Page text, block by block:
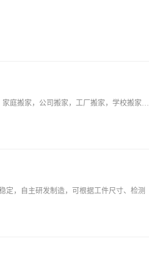
威海文登曹师傅搬家公司，搬家服务，搬仓库，居民搬家，单位搬家，单身贵族搬家，精品搬家。适合个人搬家，居民搬家，学生搬家，家庭搬家，公司搬家，工厂搬家，学校搬家，单位搬迁，设备搬运
定，自主研发制造，可根据工件尺寸、检测